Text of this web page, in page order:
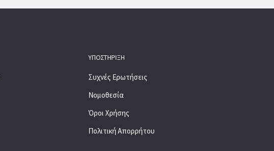
ΥΠΟΣΤΉΡΙΞΗ
Συχνές Ερωτήσεις
Νομοθεσία
Όροι Χρήσης
Πολιτική Απορρήτου